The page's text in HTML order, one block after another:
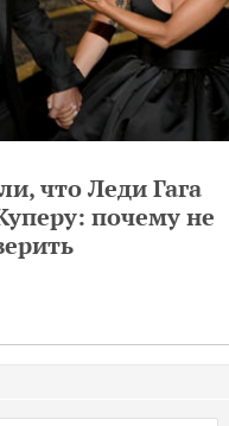
что Леди Гага
почему не